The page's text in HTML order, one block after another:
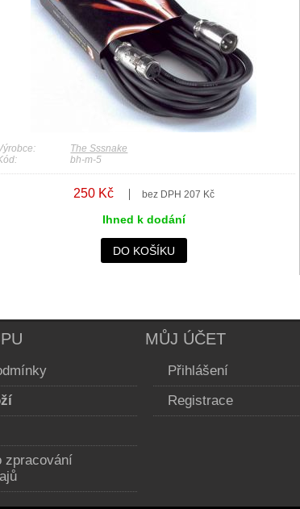
The Sssnake
bh-m-5
250 Kč bez DPH 207 Kč
Ihned k dodání
DO KOŠÍKU
zpracování
MŮJ ÚČET
Přihlášení
Registrace